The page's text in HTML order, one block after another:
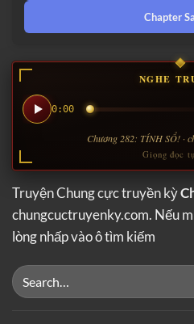
Chapter
NGHE
0:00
Chương 282: TÍNH SỔ! ·
Giọng đọc
Truyện Chung cực truyền kỳ
chungcuctruyenky.com. Nếu
lòng nhấp vào ô tìm kiếm